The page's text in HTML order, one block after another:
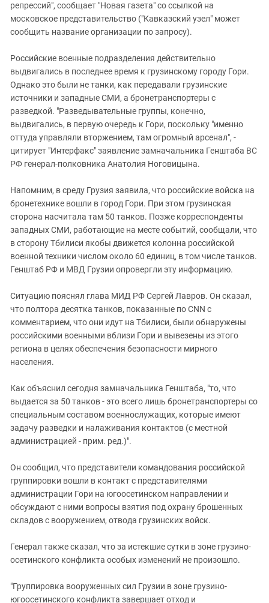
репрессий", сообщает "Новая газета" со ссылкой на
московское представительство ("Кавказский узел" может
сообщить название организации по запросу).
Российские военные подразделения действительно
выдвигались в последнее время к грузинскому городу Гори.
Однако это были не танки, как передавали грузинские
источники и западные СМИ, а бронетранспортеры с
разведкой. "Разведывательные группы, конечно,
выдвигались, в первую очередь к Гори, поскольку "именно
оттуда управляли вторжением, там огромный арсенал", -
цитирует "Интерфакс" заявление замначальника Генштаба ВС
РФ генерал-полковника Анатолия Ноговицына.
Напомним, в среду Грузия заявила, что российские войска на
бронетехнике вошли в город Гори. При этом грузинская
сторона насчитала там 50 танков. Позже корреспонденты
западных СМИ, работающие на месте событий, сообщали, что
в сторону Тбилиси якобы движется колонна российской
военной техники числом около 60 единиц, в том числе танков.
Генштаб РФ и МВД Грузии опровергли эту информацию.
Ситуацию пояснял глава МИД РФ Сергей Лавров. Он сказал,
что полтора десятка танков, показанные по CNN с
комментарием, что они идут на Тбилиси, были обнаружены
российскими военными вблизи Гори и вывезены из этого
региона в целях обеспечения безопасности мирного
населения.
Как объяснил сегодня замначальника Генштаба, "то, что
выдается за 50 танков - это всего лишь бронетранспортеры со
специальным составом военнослужащих, которые имеют
задачу разведки и налаживания контактов (с местной
администрацией - прим. ред.)".
Он сообщил, что представители командования российской
группировки вошли в контакт с представителями
администрации Гори на югоосетинском направлении и
обсуждают с ними вопросы взятия под охрану брошенных
складов с вооружением, отвода грузинских войск.
Генерал также сказал, что за истекшие сутки в зоне грузино-
осетинского конфликта особых изменений не произошло.
"Группировка вооруженных сил Грузии в зоне грузино-
югоосетинского конфликта завершает отход и